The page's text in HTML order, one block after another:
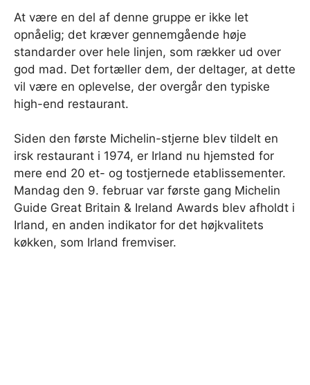
At være en del af denne gruppe er ikke let
opnåelig; det kræver gennemgående høje
standarder over hele linjen, som rækker ud over
god mad. Det fortæller dem, der deltager, at dette
vil være en oplevelse, der overgår den typiske
high-end restaurant.
Siden den første Michelin-stjerne blev tildelt en
irsk restaurant i 1974, er Irland nu hjemsted for
mere end 20 et- og tostjernede etablissementer.
Mandag den 9. februar var første gang Michelin
Guide Great Britain & Ireland Awards blev afholdt i
Irland, en anden indikator for det højkvalitets
køkken, som Irland fremviser.